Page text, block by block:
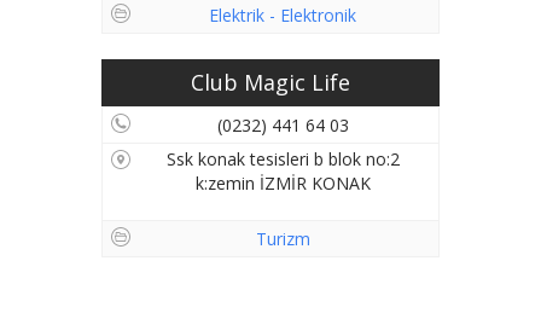
Elektrik - Elektronik
Club Magic Life
(0232) 441 64 03
Ssk konak tesisleri b blok no:2
k:zemin İZMİR KONAK
Turizm